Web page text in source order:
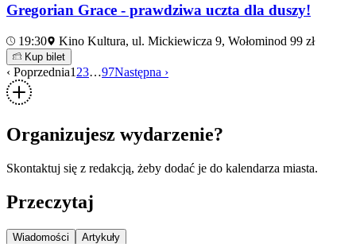
Gregorian Grace - prawdziwa uczta dla duszy!
19:30 Kino Kultura, ul. Mickiewicza 9, Wołominod 99 zł
Kup bilet
‹ Poprzednia1 23…97Następna ›
Organizujesz wydarzenie?
Skontaktuj się z redakcją, żeby dodać je do kalendarza miasta.
Przeczytaj
Wiadomości Artykuły